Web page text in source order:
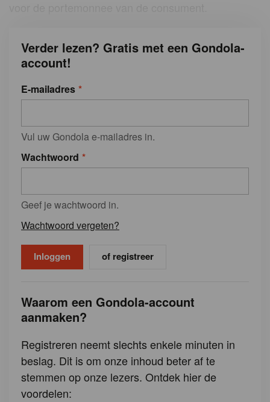
Verder lezen? Gratis met een Gondola-
account!
E-mailadres
Vul uw Gondola e-mailadres in.
Wachtwoord
Geef je wachtwoord in.
Wachtwoord vergeten?
of registreer
Waarom een Gondola-account
aanmaken?
Registreren neemt slechts enkele minuten in
beslag. Dit is om onze inhoud beter af te
stemmen op onze lezers. Ontdek hier de
voordelen: